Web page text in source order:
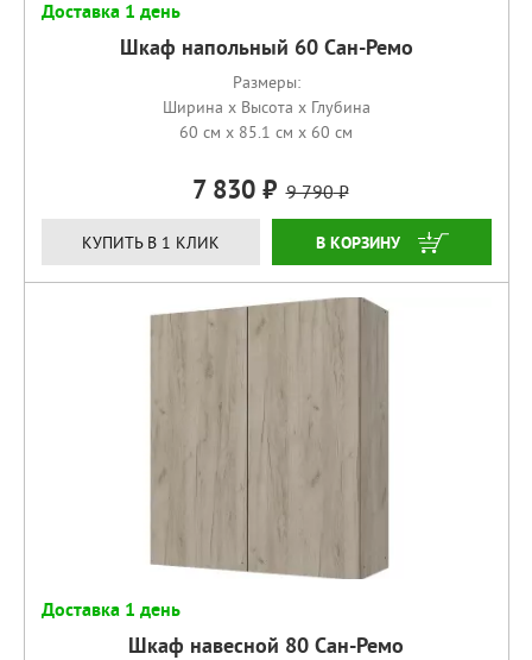
Доставка 1 день
Шкаф напольный 60 Сан-Ремо
Размеры:
Ширина x Высота x Глубина
60 см x 85.1 см x 60 см
7 830 9 790
КУПИТЬ В 1 КЛИК КУПИТЬ
Доставка 1 день
Шкаф навесной 80 Сан-Ремо